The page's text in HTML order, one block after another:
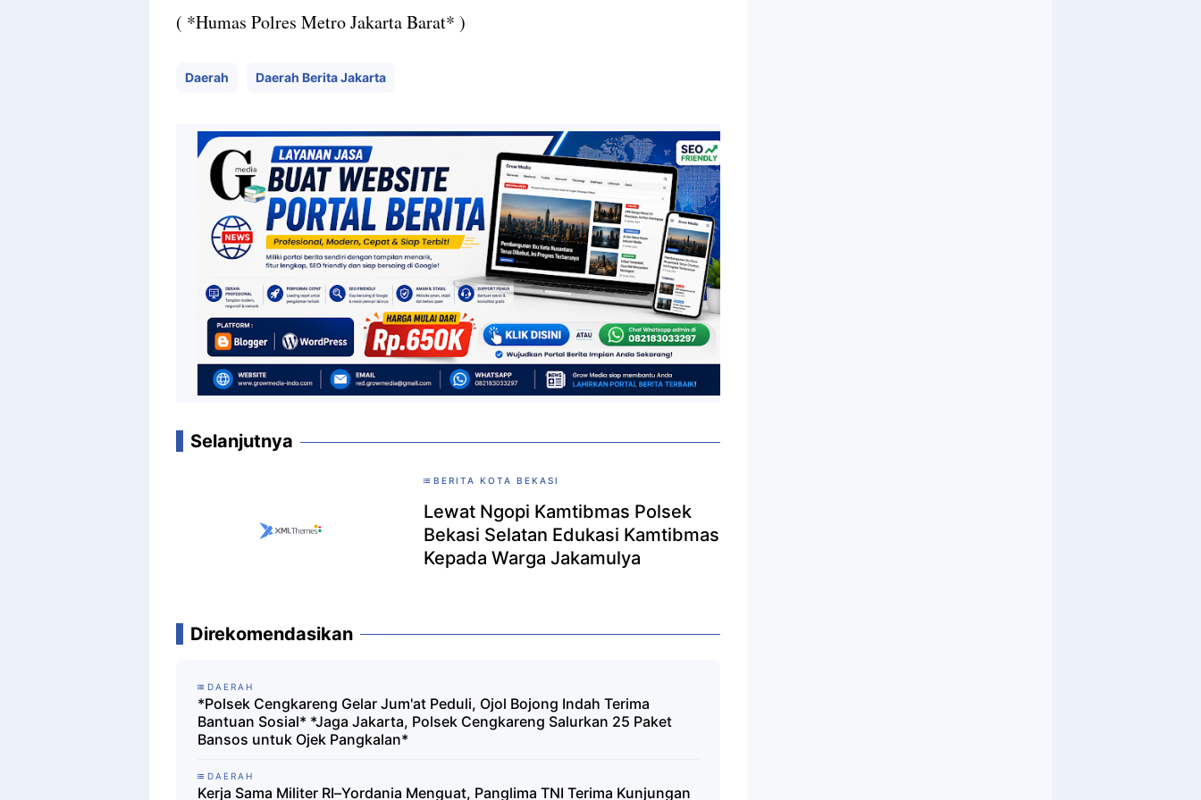
( *Humas Polres Metro Jakarta Barat* )
Daerah Daerah Berita Jakarta
Selanjutnya
BERITA KOTA BEKASI
Lewat Ngopi Kamtibmas Polsek
Bekasi Selatan Edukasi Kamtibmas
Kepada Warga Jakamulya
Direkomendasikan
DAERAH
*Polsek Cengkareng Gelar Jum'at Peduli, Ojol Bojong Indah Terima
Bantuan Sosial* *Jaga Jakarta, Polsek Cengkareng Salurkan 25 Paket
Bansos untuk Ojek Pangkalan*
DAERAH
Kerja Sama Militer RI–Yordania Menguat, Panglima TNI Terima Kunjungan